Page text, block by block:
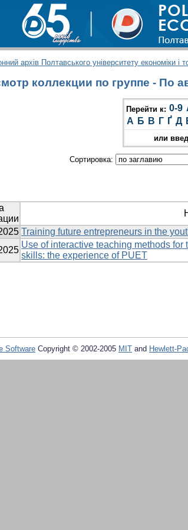
архів Полтавського університету економіки і
коллекции по группе - По
Перейти к: 0-9
А Б В Г Ґ Д
или
Сортировка:
Training future entrepreneurs in the
Use of interactive teaching methods for
skills: the experience of PUET
Software Copyright © 2002-2005 MIT and Hewlett-